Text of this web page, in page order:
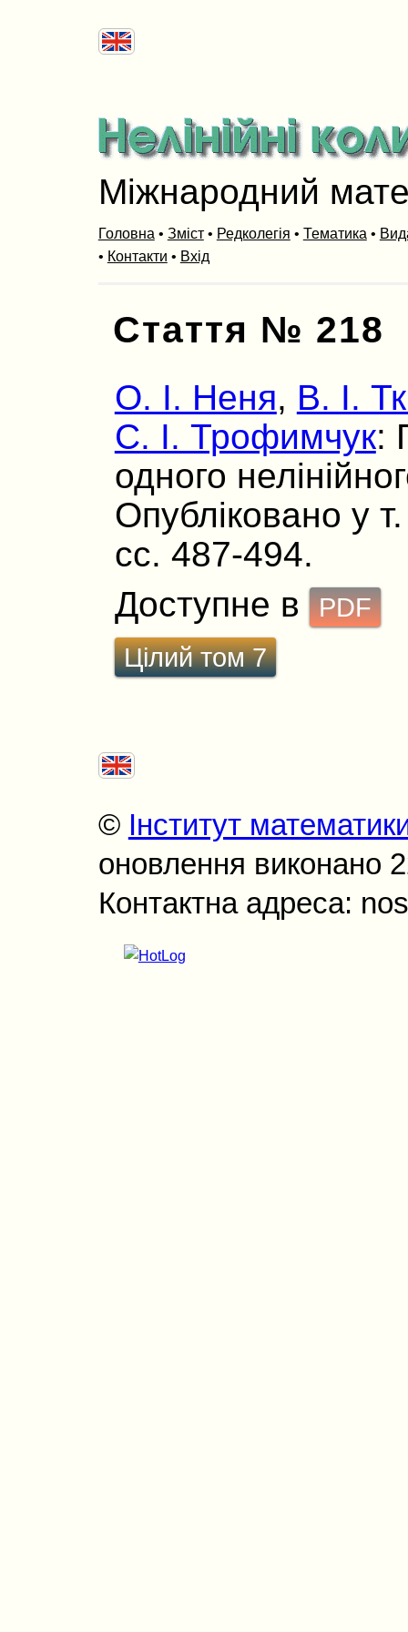
Міжнародний
Головна • Зміст• Редколегія • Тематика •
• Контакти • Вхід
Стаття № 218
О. І. Неня, В. І.
С. І. Трофимчук:
одного
Опубліковано у
сс. 487-494.
Доступне в
PDF
Цілий том 7
© Інститут
оновлення виконано
Контактна адреса: